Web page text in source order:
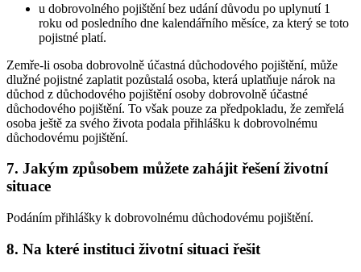
u dobrovolného pojištění bez udání důvodu po uplynutí 1
roku od posledního dne kalendářního měsíce, za který se toto
pojistné platí.
Zemře-li osoba dobrovolně účastná důchodového pojištění, může
dlužné pojistné zaplatit pozůstalá osoba, která uplatňuje nárok na
důchod z důchodového pojištění osoby dobrovolně účastné
důchodového pojištění. To však pouze za předpokladu, že zemřelá
osoba ještě za svého života podala přihlášku k dobrovolnému
důchodovému pojištění.
7. Jakým způsobem můžete zahájit řešení životní
situace
Podáním přihlášky k dobrovolnému důchodovému pojištění.
8. Na které instituci životní situaci řešit